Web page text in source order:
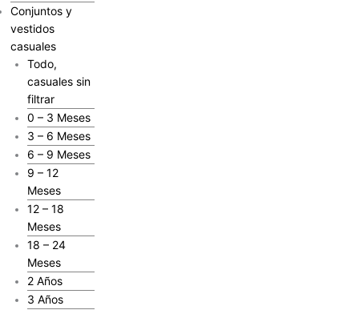
Conjuntos y
vestidos
casuales
Todo,
casuales sin
filtrar
0 – 3 Meses
3 – 6 Meses
6 – 9 Meses
9 – 12
Meses
12 – 18
Meses
18 – 24
Meses
2 Años
3 Años